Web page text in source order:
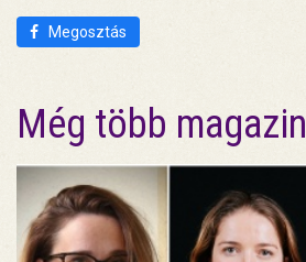
Megosztás
Még több magazin